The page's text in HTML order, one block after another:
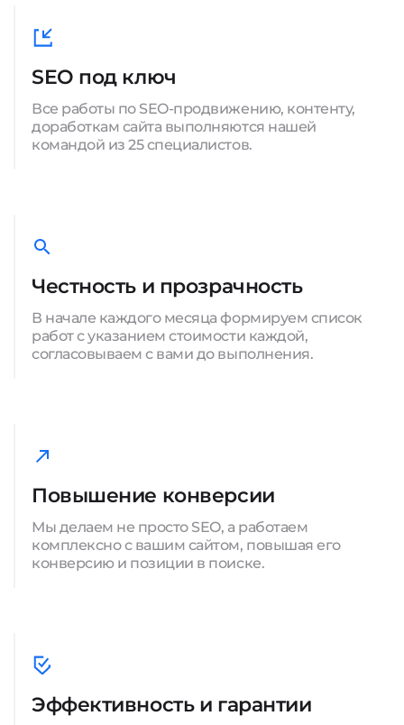
SEO под ключ
Все работы по SEO-продвижению, контенту,
доработкам сайта выполняются нашей
командой из 25 специалистов.
Честность и прозрачность
В начале каждого месяца формируем список
работ с указанием стоимости каждой,
согласовываем с вами до выполнения.
Повышение конверсии
Мы делаем не просто SEO, а работаем
комплексно с вашим сайтом, повышая его
конверсию и позиции в поиске.
Эффективность и гарантии